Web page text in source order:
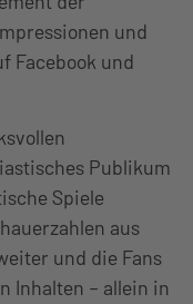
und
Facebook und
Publikum
Spiele
aus
und die Fans
Inhalten – allein in